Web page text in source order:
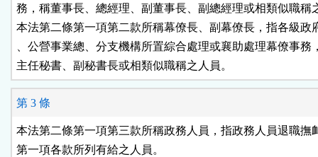
務，稱董事長、總經理、副董事長、副總經理或相類似職稱
本法第二條第一項第二款所稱幕僚長、副幕僚長，指各級政
、公營事業總、分支機構所置綜合處理或襄助處理幕僚事務
主任秘書、副秘書長或相類似職稱之人員。
第 3 條
本法第二條第一項第三款所稱政務人員，指政務人員退職撫
第一項各款所列有給之人員。